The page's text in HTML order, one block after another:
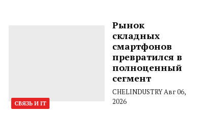
СВЯЗЬ И IT
Рынок
складных
смартфонов
превратился в
полноценный
сегмент
CHELINDUSTRYАвг 06,
2026